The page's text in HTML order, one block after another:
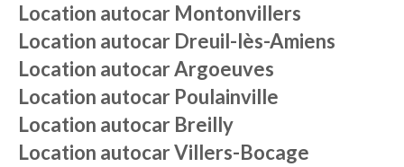
Location autocar Montonvillers
Location autocar Dreuil-lès-Amiens
Location autocarArgoeuves
Location autocar Poulainville
Location autocar Breilly
Location autocarVillers-Bocage